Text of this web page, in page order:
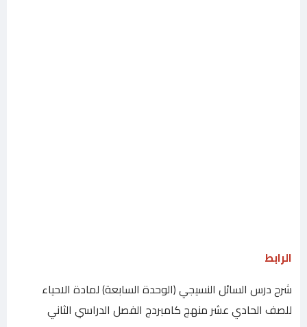
الرابط
شرح درس السائل النسيجي (الوحدة السابعة) لمادة الاحياء
للصف الحادي عشر منهج كامبردج الفصل الدراسي الثاني